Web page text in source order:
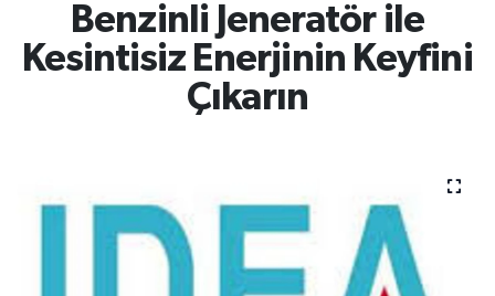
Benzinli Jeneratör ile
Kesintisiz Enerjinin Keyfini
Çıkarın